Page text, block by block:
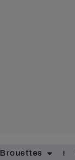
Brouettes